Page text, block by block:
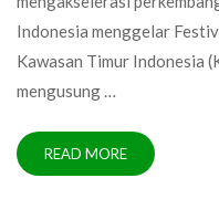
Indonesia menggelar
Kawasan Timur Indonesia
mengusung …
READ MORE